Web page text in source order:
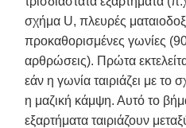
σχήμα U, πλευρές
προκαθορισμένες γωνίες
αρθρώσεις). Πρώτα
εάν η γωνία ταιριάζει με το
η μαζική κάμψη. Αυτό το
εξαρτήματα ταιριάζουν